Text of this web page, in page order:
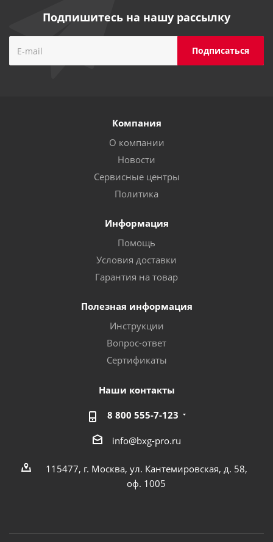
Подпишитесь на нашу рассылку
Компания
О компании
Новости
Сервисные центры
Политика
Информация
Помощь
Условия доставки
Гарантия на товар
Полезная информация
Инструкции
Вопрос-ответ
Сертификаты
Наши контакты
8 800 555-7-123
info@bxg-pro.ru
115477, г. Москва, ул. Кантемировская, д. 58,
оф. 1005